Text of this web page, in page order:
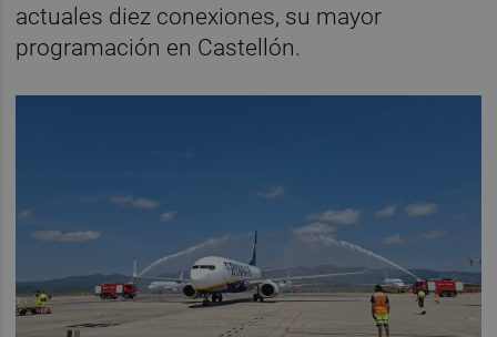
actuales diez conexiones, su mayor
programación en Castellón.